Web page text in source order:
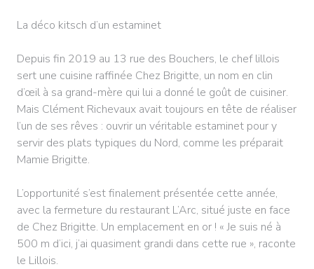
La déco kitsch d’un estaminet
Depuis fin 2019 au 13 rue des Bouchers, le chef lillois
sert une cuisine raffinée Chez Brigitte, un nom en clin
d’œil à sa grand-mère qui lui a donné le goût de cuisiner.
Mais Clément Richevaux avait toujours en tête de réaliser
l’un de ses rêves : ouvrir un véritable estaminet pour y
servir des plats typiques du Nord, comme les préparait
Mamie Brigitte.
L’opportunité s’est finalement présentée cette année,
avec la fermeture du restaurant L’Arc, situé juste en face
de Chez Brigitte. Un emplacement en or ! « Je suis né à
500 m d’ici, j’ai quasiment grandi dans cette rue », raconte
le Lillois.